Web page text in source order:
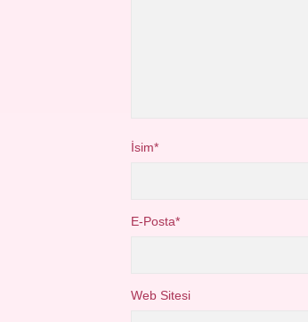
İsim*
E-Posta*
Web Sitesi